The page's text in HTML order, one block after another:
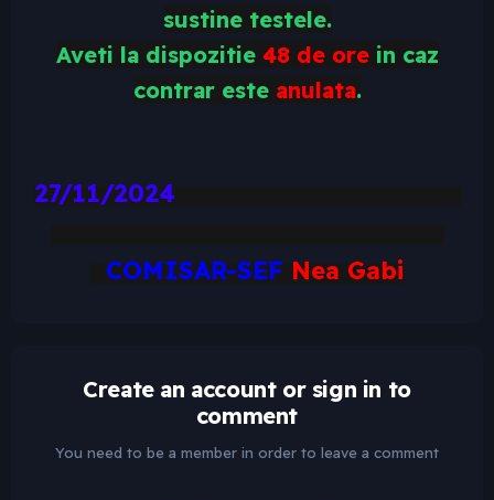
sustine testele.
Aveti la dispozitie 48 de orein caz
contrar este anulata.
27/11/2024
COMISAR-SEF Nea Gabi
Create an account or sign in to
comment
You need to be a member in order to leave a comment